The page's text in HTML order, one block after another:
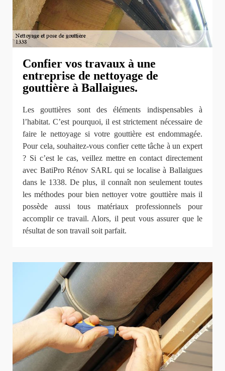
Confier vos travaux à une
entreprise de nettoyage de
gouttière à Ballaigues.
Les gouttières sont des éléments indispensables à
l’habitat. C’est pourquoi, il est strictement nécessaire de
faire le nettoyage si votre gouttière est endommagée.
Pour cela, souhaitez-vous confier cette tâche à un expert
? Si c’est le cas, veillez mettre en contact directement
avec BatiPro Rénov SARL qui se localise à Ballaigues
dans le 1338. De plus, il connaît non seulement toutes
les méthodes pour bien nettoyer votre gouttière mais il
possède aussi tous matériaux professionnels pour
accomplir ce travail. Alors, il peut vous assurer que le
résultat de son travail soit parfait.